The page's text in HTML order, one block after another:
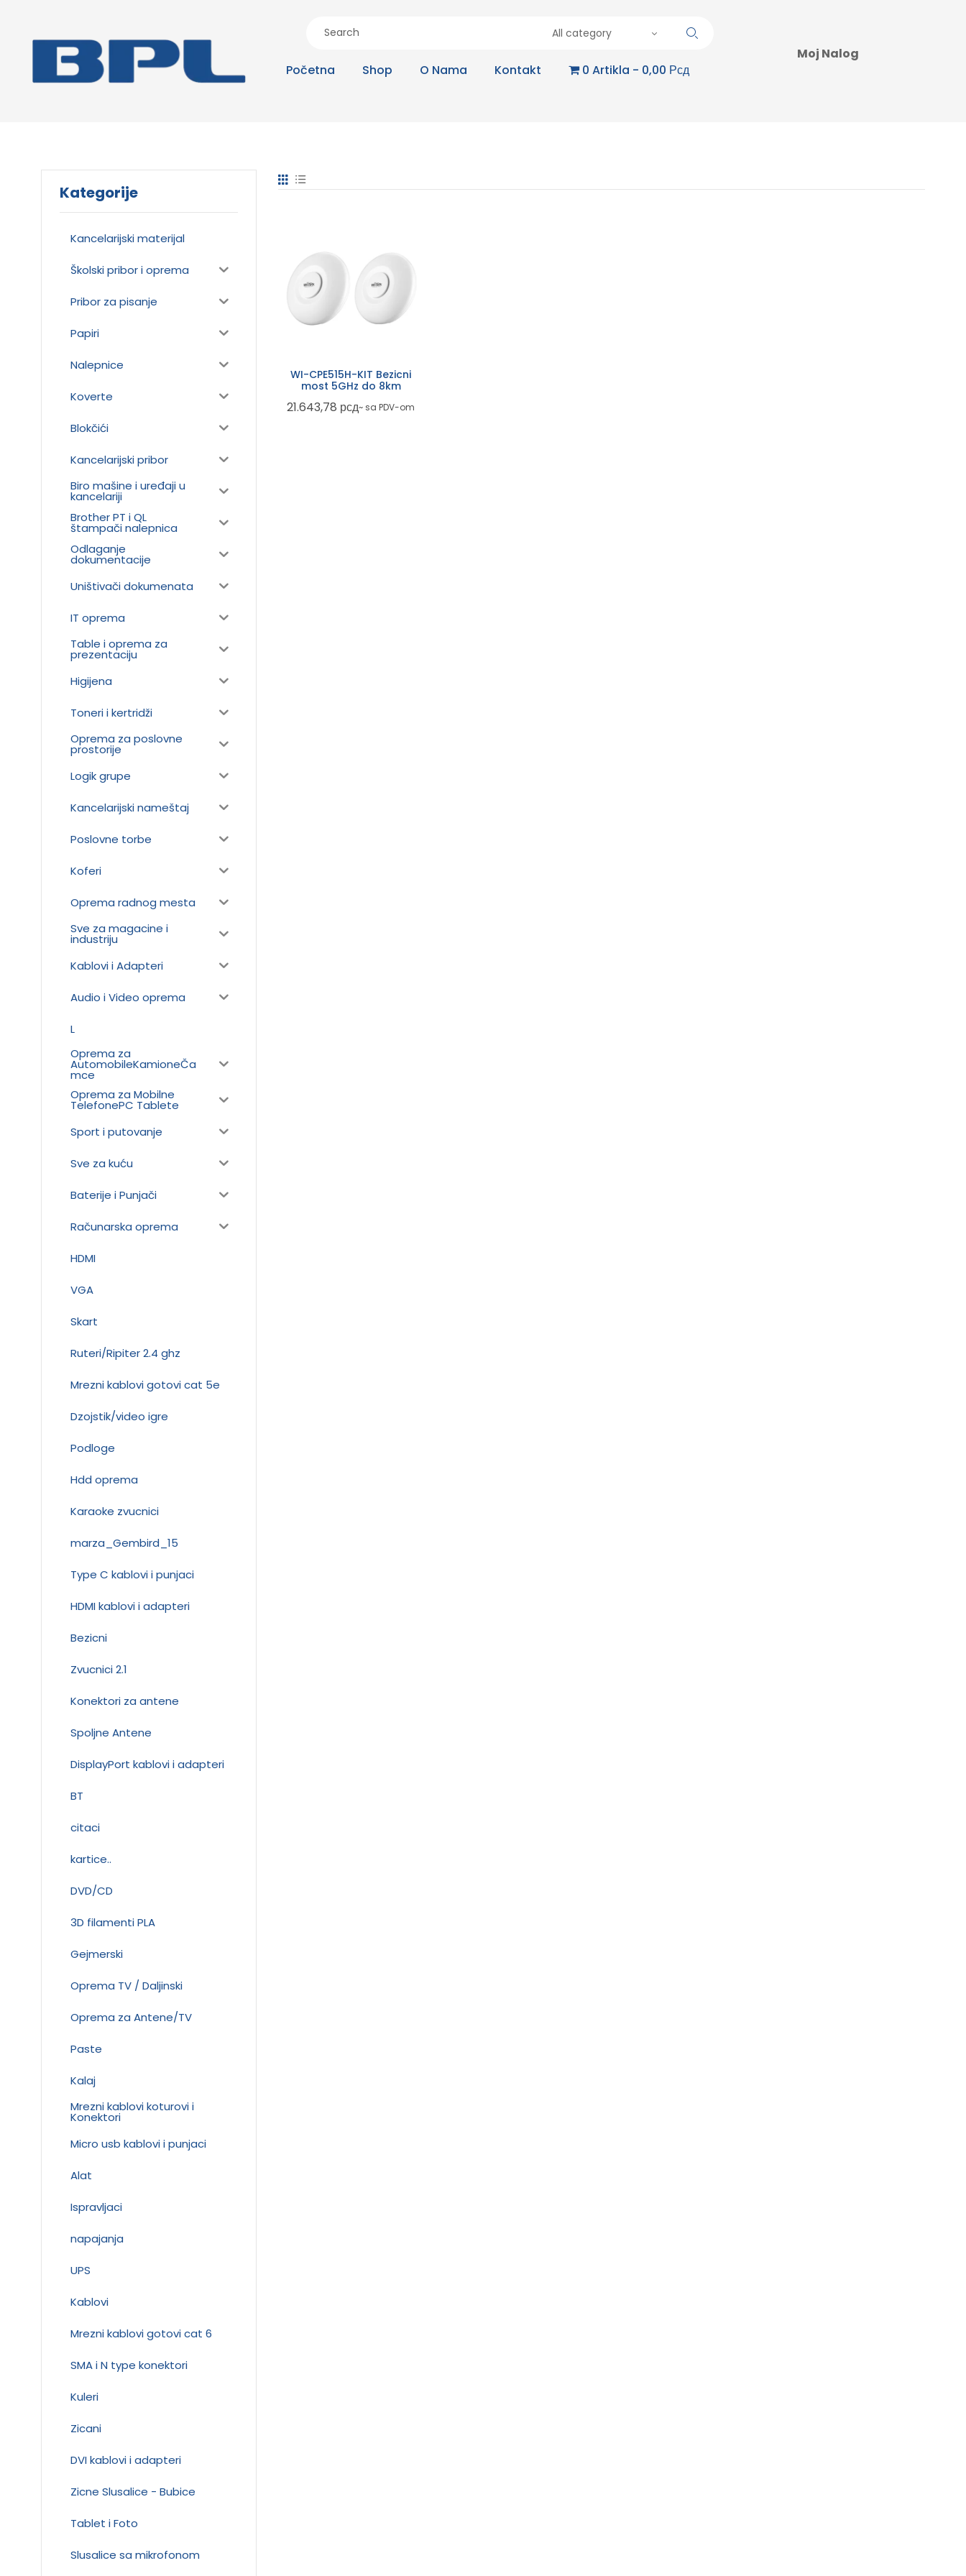
All category
Početna Shop O Nama Kontakt 0 Artikla 0,00 Рсд
Moj Nalog
WI-CPE515H-KIT Bezicni
most 5GHz do 8km
21.643,78 рсд~ sa PDV-om
Kategorije
Kancelarijski materijal
Školski pribor i oprema
Pribor za pisanje
Papiri
Nalepnice
Koverte
Blokčići
Kancelarijski pribor
Biro mašine i uređaji u
kancelariji
Brother PT i QL
štampači nalepnica
Odlaganje
dokumentacije
Uništivači dokumenata
IT oprema
Table i oprema za
prezentaciju
Higijena
Toneri i kertridži
Oprema za poslovne
prostorije
Logik grupe
Kancelarijski nameštaj
Poslovne torbe
Koferi
Oprema radnog mesta
Sve za magacine i
industriju
Kablovi i Adapteri
Audio i Video oprema
L
Oprema za
AutomobileKamioneČa
mce
Oprema za Mobilne
TelefonePC Tablete
Sport i putovanje
Sve za kuću
Baterije i Punjači
Računarska oprema
HDMI
VGA
Skart
Ruteri/Ripiter 2.4 ghz
Mrezni kablovi gotovi cat 5e
Dzojstik/video igre
Podloge
Hdd oprema
Karaoke zvucnici
marza_Gembird_15
Type C kablovi i punjaci
HDMI kablovi i adapteri
Bezicni
Zvucnici 2.1
Konektori za antene
Spoljne Antene
DisplayPort kablovi i adapteri
BT
citaci
kartice..
DVD/CD
3D filamenti PLA
Gejmerski
Oprema TV / Daljinski
Oprema za Antene/TV
Paste
Kalaj
Mrezni kablovi koturovi i
Konektori
Micro usb kablovi i punjaci
Alat
Ispravljaci
napajanja
UPS
Kablovi
Mrezni kablovi gotovi cat 6
SMA i N type konektori
Kuleri
Zicani
DVI kablovi i adapteri
Zicne Slusalice - Bubice
Tablet i Foto
Slusalice sa mikrofonom